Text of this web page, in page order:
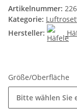
Artikelnummer:
Kategorie:
Hersteller:
Größe/Oberfläche
Bitte wählen Sie